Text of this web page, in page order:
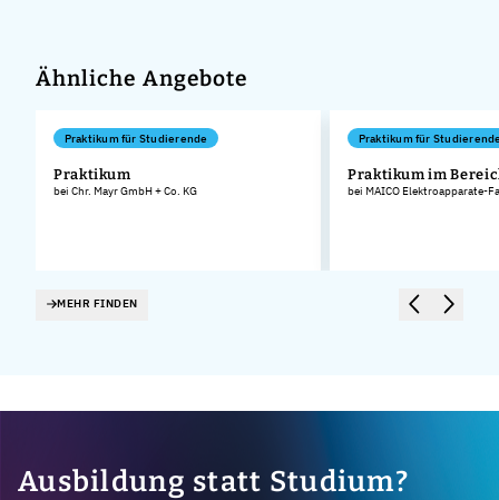
Ähnliche Angebote
Praktikum für Studierende
Praktikum
bei Chr. Mayr GmbH + Co. KG
Praktikum für
Praktikum im
bei MAICO Elektroapparate-
MEHR FINDEN
Ausbildung statt Studium?